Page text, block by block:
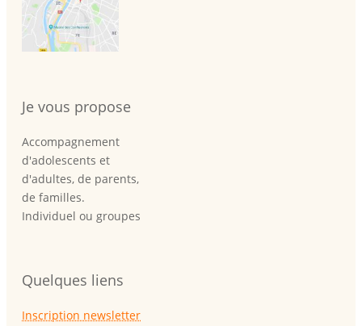
Je vous propose
Accompagnement
d'adolescents et
d'adultes, de parents,
de familles.
Individuel ou groupes
Quelques liens
Inscription newsletter